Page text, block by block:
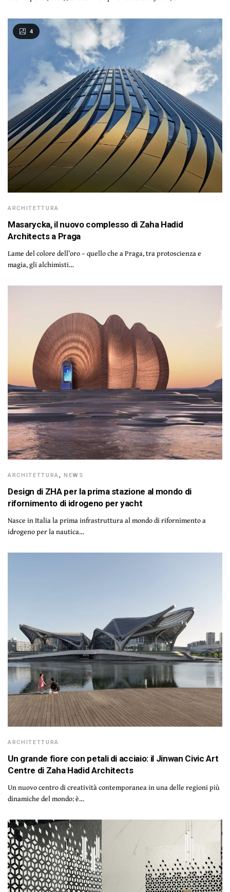
4
ARCHITETTURA
Masarycka, il nuovo complesso di Zaha Hadid
Architects a Praga
Lame del colore dell’oro – quello che a Praga, tra protoscienza e
magia, gli alchimisti…
ARCHITETTURA,NEWS
Design di ZHA per la prima stazione al mondo di
rifornimento di idrogeno per yacht
Nasce in Italia la prima infrastruttura al mondo di rifornimento a
idrogeno per la nautica…
ARCHITETTURA
Un grande fiore con petali di acciaio: il Jinwan Civic Art
Centre di Zaha Hadid Architects
Un nuovo centro di creatività contemporanea in una delle regioni più
dinamiche del mondo: è…